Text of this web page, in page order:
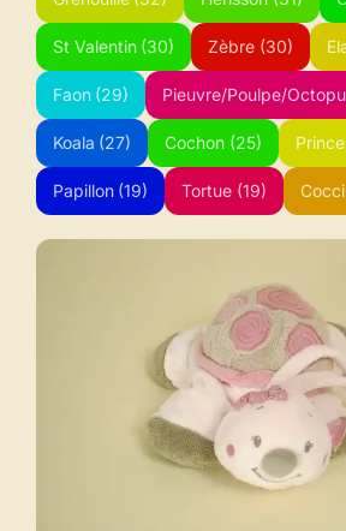
St Valentin (30) Zèbre (30)
Faon (29) Pieuvre/Poulpe/
Koala (27) Cochon (25)
Papillon (19) Tortue (19)